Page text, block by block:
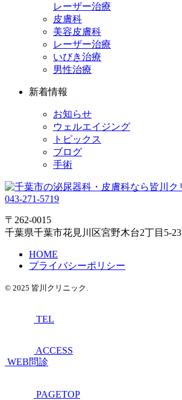
レーザー治療
皮膚科
美容皮膚科
レーザー治療
いびき治療
男性治療
新着情報
お知らせ
ウェルエイジング
トピックス
ブログ
手術
043-271-5719
〒262-0015
千葉県千葉市花見川区宮野木台2丁目5-23
HOME
プライバシーポリシー
© 2025 皆川クリニック.
TEL
ACCESS
WEB問診
PAGETOP